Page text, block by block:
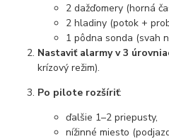
2 dažďomery (horná
2 hladiny (potok +
1 pôdna sonda (svah
Nastaviť alarmy v 3
krízový režim).
Po pilote rozšíriť:
ďalšie 1–2 priepusty,
nížinné miesto